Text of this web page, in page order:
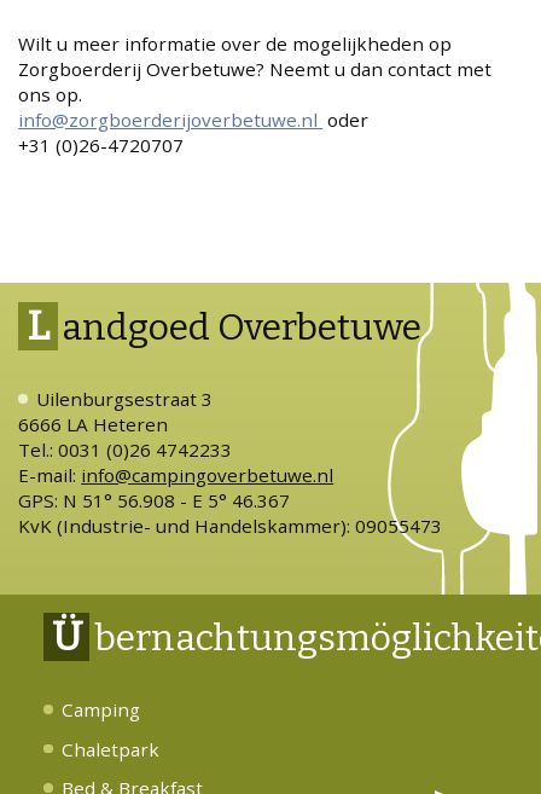
Wilt u meer informatie over de mogelijkheden op
Zorgboerderij Overbetuwe? Neemt u dan contact met
ons op.
info@zorgboerderijoverbetuwe.nl oder
+31 (0)26-4720707
L andgoed Overbetuwe
Uilenburgsestraat 3
6666 LA Heteren
Tel.: 0031 (0)26 4742233
E-mail: info@campingoverbetuwe.nl
GPS: N 51° 56.908 - E 5° 46.367
KvK (Industrie- und Handelskammer): 09055473
Ü
Camping
Chaletpark
Bed & Breakfast